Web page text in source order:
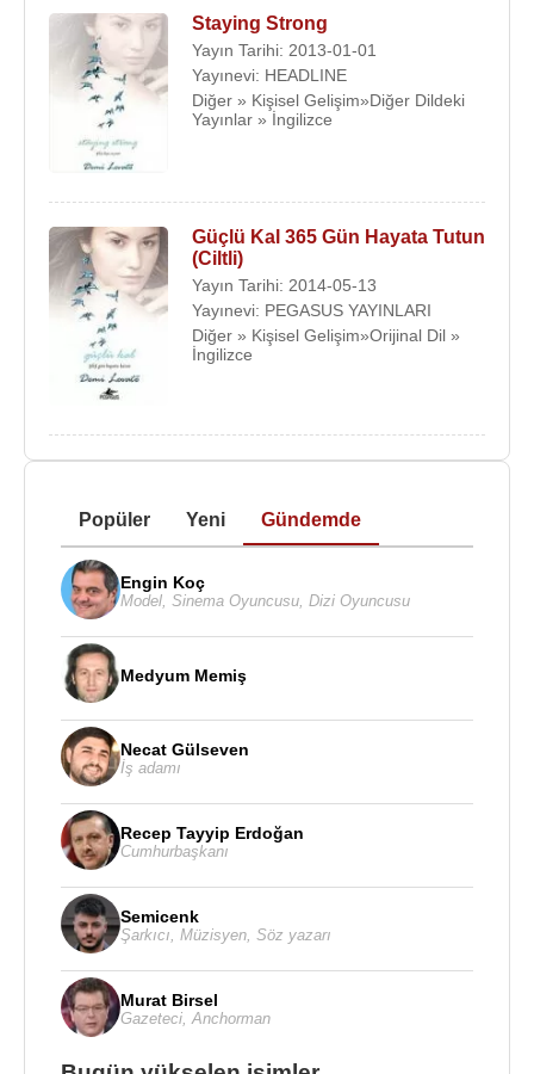
Staying Strong
Yayın Tarihi: 2013-01-01
Yayınevi: HEADLINE
Diğer » Kişisel Gelişim»Diğer Dildeki
Yayınlar » İngilizce
Güçlü Kal 365 Gün Hayata Tutun
(Ciltli)
Yayın Tarihi: 2014-05-13
Yayınevi: PEGASUS YAYINLARI
Diğer » Kişisel Gelişim»Orijinal Dil »
İngilizce
Popüler Yeni Gündemde
Engin Koç
Model, Sinema Oyuncusu, Dizi Oyuncusu
Medyum Memiş
Necat Gülseven
İş adamı
Recep Tayyip Erdoğan
Cumhurbaşkanı
Semicenk
Şarkıcı, Müzisyen, Söz yazarı
Murat Birsel
Gazeteci,Anchorman